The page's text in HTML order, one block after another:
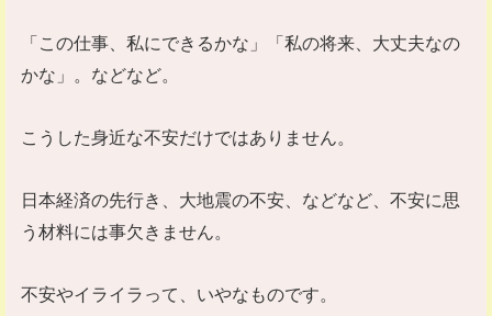
「この仕事、私にできるかな」「私の将来、大丈夫なの
かな」。などなど。
こうした身近な不安だけではありません。
日本経済の先行き、大地震の不安、などなど、不安に思
う材料には事欠きません。
不安やイライラって、いやなものです。